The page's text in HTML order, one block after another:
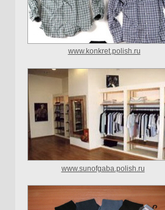
www.konkret.polish.ru
www.sunofgaba.polish.ru